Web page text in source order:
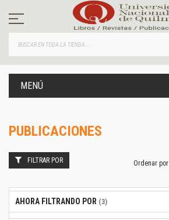
contenido
MENÚ
PUBLICACIONES
Ordenar por
FILTRAR POR
AHORA FILTRANDO POR